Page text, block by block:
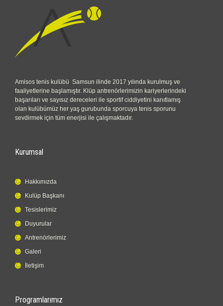
Amisos tenis kulübü Samsun ilinde 2017 yılında kurulmuş ve
faaliyetlerine başlamıştır. Klüp antrenörlerimizin kariyerlerindeki
başarıları ve sayısız dereceleri ile sportif ciddiyetini kanıtlamış
olan kulübümüz her yaş gurubunda sporcuya tenis sporunu
sevdirmek için tüm enerjisi ile çalışmaktadır.
Kurumsal
Hakkımızda
Kulüp Başkanı
Tesislerimiz
Duyurular
Antrenörlerimiz
Galeri
İletişim
Programlarımız